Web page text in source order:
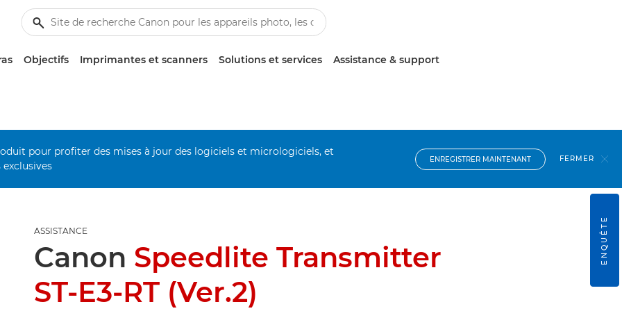
Objectifs Imprimantes et scanners Solutions et services Assistance & support
pour profiter des mises à jour des logiciels et micrologiciels, et
ENREGISTRER MAINTENANT FERMER
ASSISTANCE
Canon Speedlite Transmitter
ST-E3-RT (Ver.2)
ENQUÊTE